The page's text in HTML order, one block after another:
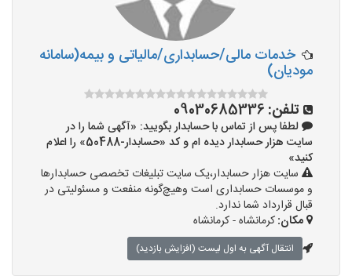
خدمات مالی/حسابداری/مالیاتی و بیمه(سامانه
مودیان)
تلفن: 09030685336
لطفا پس از تماس با حسابدار بگویید: «آگهی شما را در
سایت هزار حسابدار دیده ام و کد «حسابدار-50488» را اعلام
کنید»
سایت هزار حسابدار،یک سایت تبلیغات تخصصی حسابدارها
و موسسات حسابداری است وهیچ‌گونه منفعت و مسئولیتی در
قبال قرارداد شما ندارد.
مکان:کرمانشاه - کرمانشاه
انتقال آگهی به اول لیست (افزایش بازدید)